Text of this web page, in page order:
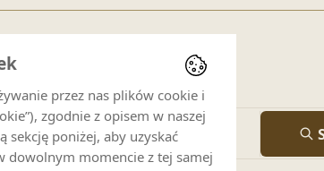
nr 9
Goście
8 gości
przez nas plików cookie i
zgodnie z opisem w naszej
sekcję poniżej, aby uzyskać
dowolnym momencie z tej samej